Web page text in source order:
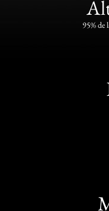
95% de